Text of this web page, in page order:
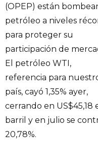
(OPEP) están
petróleo a niveles
para proteger su
participación de
El petróleo WTI,
referencia para
país, cayó 1,35% ayer,
cerrando en US$45,18
barril y en julio se
20,78%.